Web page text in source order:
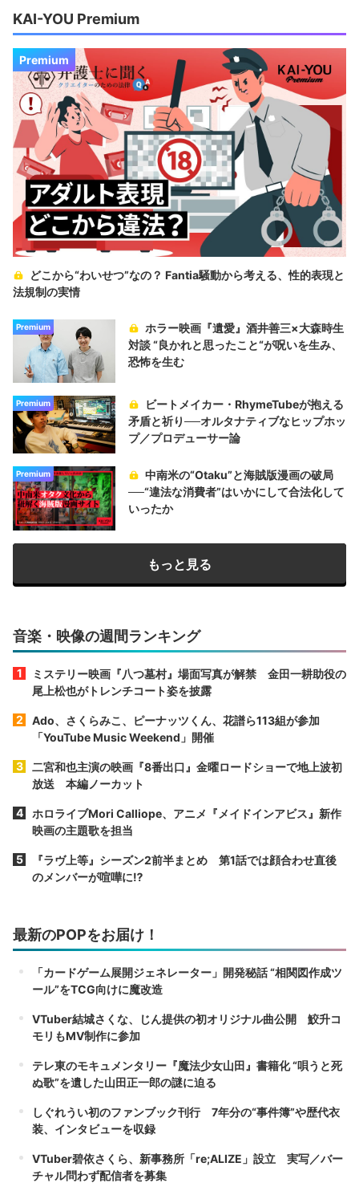
KAI-YOU Premium
Premium
どこから“わいせつ”なの？ Fantia騒動から考える、性的表現と
法規制の実情
Premium
ホラー映画『遺愛』酒井善三×大森時生
対談 “良かれと思ったこと“が呪いを生み、
恐怖を生む
Premium
ビートメイカー・RhymeTubeが抱える
矛盾と祈り──オルタナティブなヒップホッ
プ／プロデューサー論
Premium
中南米の“Otaku”と海賊版漫画の破局
──“違法な消費者”はいかにして合法化して
いったか
もっと見る
音楽・映像の週間ランキング
ミステリー映画『八つ墓村』場面写真が解禁 金田一耕助役の
尾上松也がトレンチコート姿を披露
Ado、さくらみこ、ピーナッツくん、花譜ら113組が参加
「YouTube Music Weekend」開催
二宮和也主演の映画『8番出口』金曜ロードショーで地上波初
放送 本編ノーカット
ホロライブMori Calliope、アニメ『メイドインアビス』新作
映画の主題歌を担当
『ラヴ上等』シーズン2前半まとめ 第1話では顔合わせ直後
のメンバーが喧嘩に⁉︎
最新のPOPをお届け！
「カードゲーム展開ジェネレーター」開発秘話 “相関図作成ツ
ール”をTCG向けに魔改造
VTuber結城さくな、じん提供の初オリジナル曲公開 鮫升コ
モリもMV制作に参加
テレ東のモキュメンタリー『魔法少女山田』書籍化 “唄うと死
ぬ歌”を遺した山田正一郎の謎に迫る
しぐれうい初のファンブック刊行 7年分の“事件簿”や歴代衣
装、インタビューを収録
VTuber碧依さくら、新事務所「re;ALIZE」設立 実写／バー
チャル問わず配信者を募集